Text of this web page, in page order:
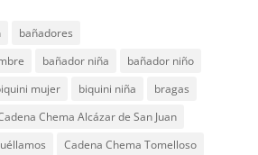
bañadores
bañador niña
bañador niño
mujer biquini niña
bragas
Chema Alcázar de San Juan
Cadena Chema Tomelloso